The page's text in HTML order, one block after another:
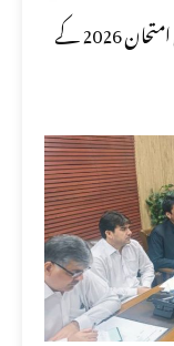
تعلیمی بورڈ مردان نے ایس ایس سی سالانہ اول امتحان 2026 کے